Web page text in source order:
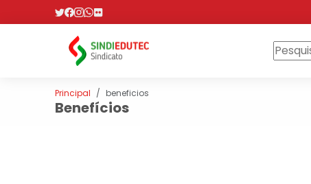
Principal beneficios
Benefícios